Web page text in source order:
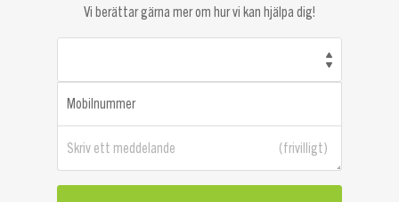
Vi berättar gärna mer om hur vi kan hjälpa dig!
Mobilnummer
Skriv ett meddelande